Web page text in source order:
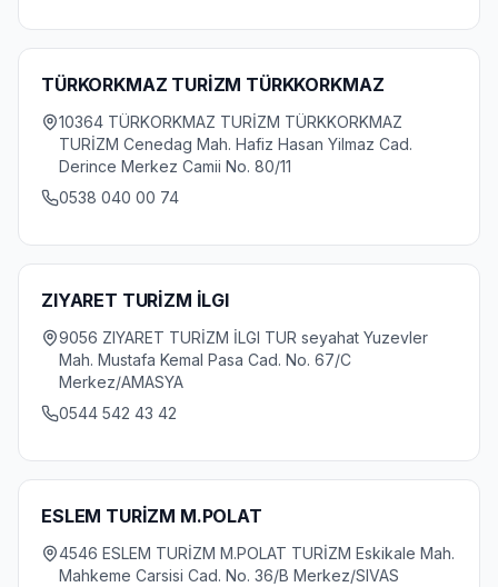
TÜRKORKMAZ TURİZM TÜRKKORKMAZ
10364 TÜRKORKMAZ TURİZM TÜRKKORKMAZ
TURİZM Cenedag Mah. Hafiz Hasan Yilmaz Cad.
Derince Merkez Camii No. 80/11
0538 040 00 74
ZIYARET TURİZM İLGI
9056 ZIYARET TURİZM İLGI TUR seyahat Yuzevler
Mah. Mustafa Kemal Pasa Cad. No. 67/C
Merkez/AMASYA
0544 542 43 42
ESLEM TURİZM M.POLAT
4546 ESLEM TURİZM M.POLAT TURİZM Eskikale Mah.
Mahkeme Carsisi Cad. No. 36/B Merkez/SIVAS